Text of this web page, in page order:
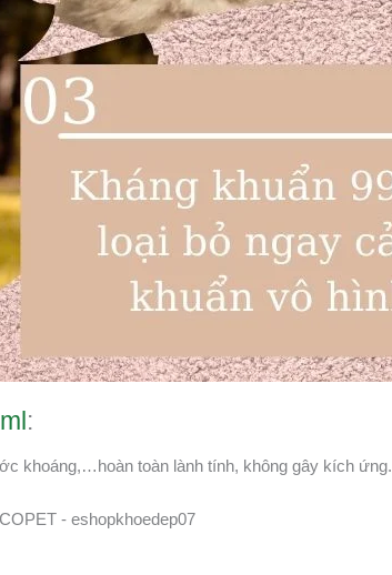
:
khoáng,…hoàn toàn lành tính, không gây kích ứng.